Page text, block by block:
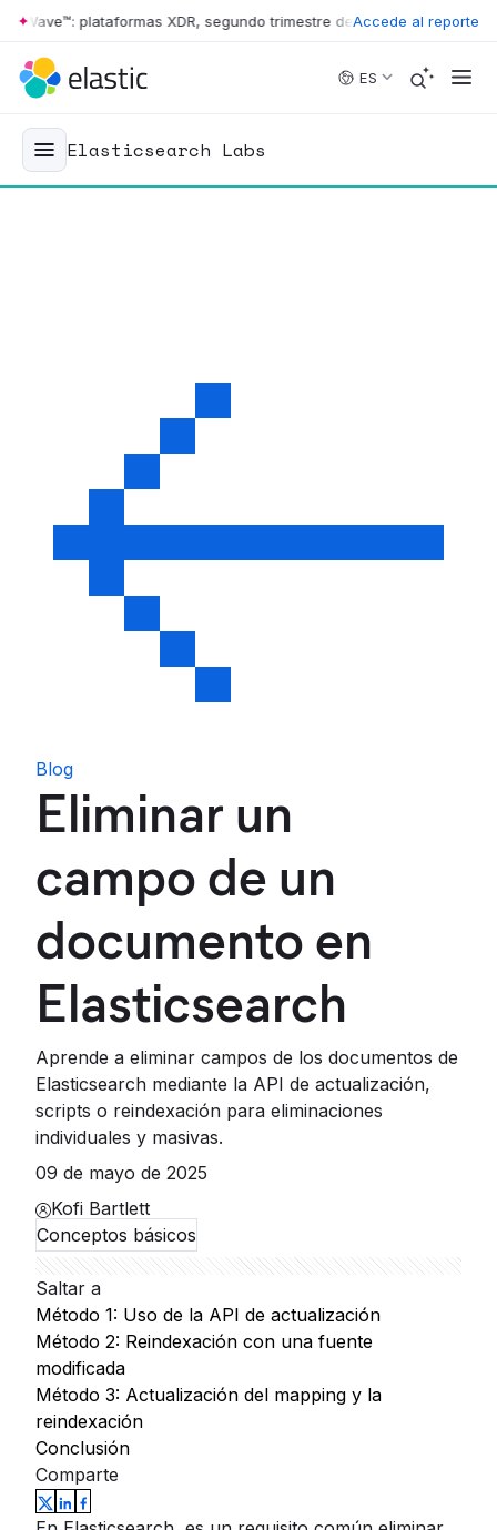
Skip to main content
Wave™: plataformas XDR, segundo trimestre de 2026 • The Forrester
Accede al reporte
ES
Elasticsearch Labs
Blog
Eliminar un
campo de un
documento en
Elasticsearch
Aprende a eliminar campos de los documentos de
Elasticsearch mediante la API de actualización,
scripts o reindexación para eliminaciones
individuales y masivas.
09 de mayo de 2025
Kofi Bartlett
Conceptos básicos
Saltar a
Método 1: Uso de la API de actualización
Método 2: Reindexación con una fuente
modificada
Método 3: Actualización del mapping y la
reindexación
Conclusión
Comparte